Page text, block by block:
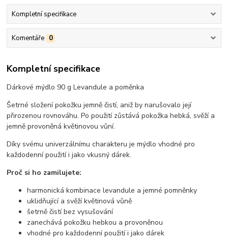
Kompletní specifikace
Komentáře 0
Kompletní specifikace
Dárkové mýdlo 90 g Levandule a poměnka
Šetrné složení pokožku jemně čistí, aniž by narušovalo její
přirozenou rovnováhu. Po použití zůstává pokožka hebká, svěží a
jemně provoněná květinovou vůní.
Díky svému univerzálnímu charakteru je mýdlo vhodné pro
každodenní použití i jako vkusný dárek.
Proč si ho zamilujete:
harmonická kombinace levandule a jemné pomněnky
uklidňující a svěží květinová vůně
šetrně čistí bez vysušování
zanechává pokožku hebkou a provoněnou
vhodné pro každodenní použití i jako dárek